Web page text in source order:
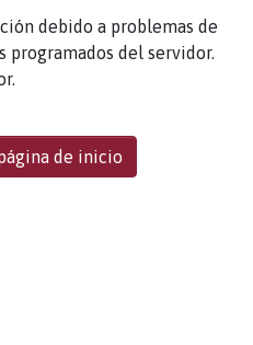
debido a problemas de
programados del servidor.
de inicio